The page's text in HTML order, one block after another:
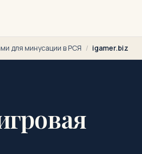
для минусации в РСЯ / igamer.biz